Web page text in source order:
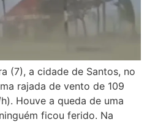
(7), a cidade de Santos, no
rajada de vento de 109
Houve a queda de uma
ficou ferido. Na